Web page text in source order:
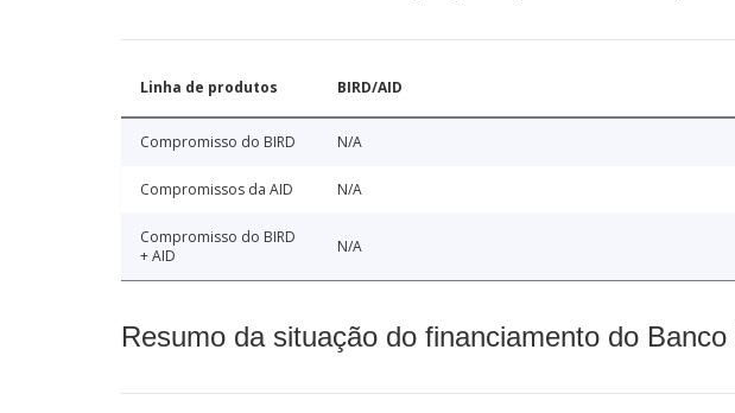
Linha de produtos BIRD/AID
Compromisso do BIRD N/A
Compromissos da AID N/A
Compromisso do BIRD
+ AID
N/A
Resumo da situação do financiamento do